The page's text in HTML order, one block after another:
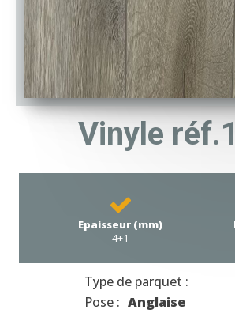
Vinyle
Epaisseur (mm)
4+1
Type de parquet :
Pose : Anglaise